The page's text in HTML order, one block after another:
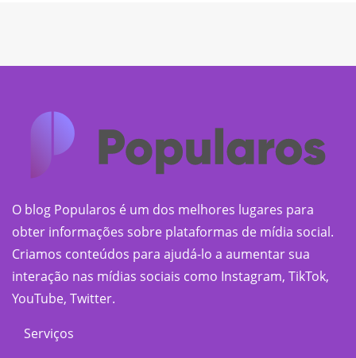
O blog Popularos é um dos melhores lugares para
obter informações sobre plataformas de mídia social.
Criamos conteúdos para ajudá-lo a aumentar sua
interação nas mídias sociais como Instagram, TikTok,
YouTube, Twitter.
Serviços